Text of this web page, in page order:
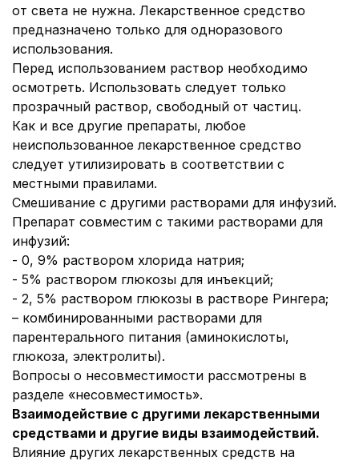
от света не нужна. Лекарственное средство
предназначено только для одноразового
использования.
Перед использованием раствор необходимо
осмотреть. Использовать следует только
прозрачный раствор, свободный от частиц.
Как и все другие препараты, любое
неиспользованное лекарственное средство
следует утилизировать в соответствии с
местными правилами.
Смешивание с другими растворами для инфузий.
Препарат совместим с такими растворами для
инфузий:
- 0, 9% раствором хлорида натрия;
- 5% раствором глюкозы для инъекций;
- 2, 5% раствором глюкозы в растворе Рингера;
– комбинированными растворами для
парентерального питания (аминокислоты,
глюкоза, электролиты).
Вопросы о несовместимости рассмотрены в
разделе «несовместимость».
Взаимодействие с другими лекарственными
средствами и другие виды взаимодействий.
Влияние других лекарственных средств на